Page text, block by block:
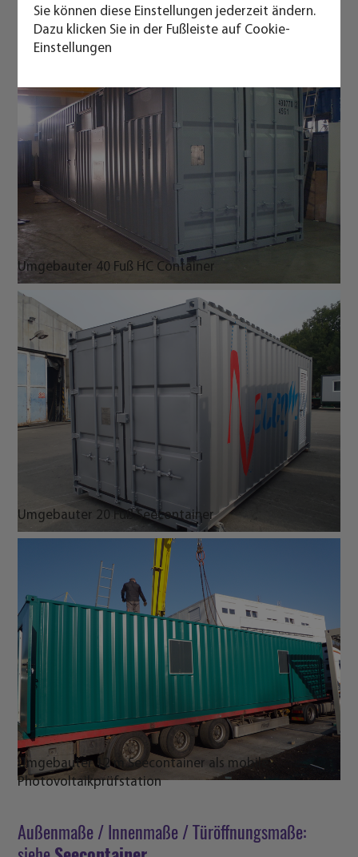
Sie können diese Einstellungen jederzeit ändern.
Dazu klicken Sie in der Fußleiste auf Cookie-
Einstellungen
Hier einige Beispiele:
Umgebauter 40 Fuß HC Container
Umgebauter 20 Fuß Seecontainer
Umgebauter 12 m Seecontainer als mobile
Photovoltaikprüfstation
Außenmaße / Innenmaße / Türöffnungsmaße:
Seecontainer
Als Optionen / Zubehör können wir Ihnen z. B.
anbieten:
Neulackierung in RAL-Farbton nach
Isolierung Boden, Wand, Decken und auch
Fußboden,
Wandöffnungen, Lüftungsgitter, C-
Zusatztüren, Fenster, Nischen,